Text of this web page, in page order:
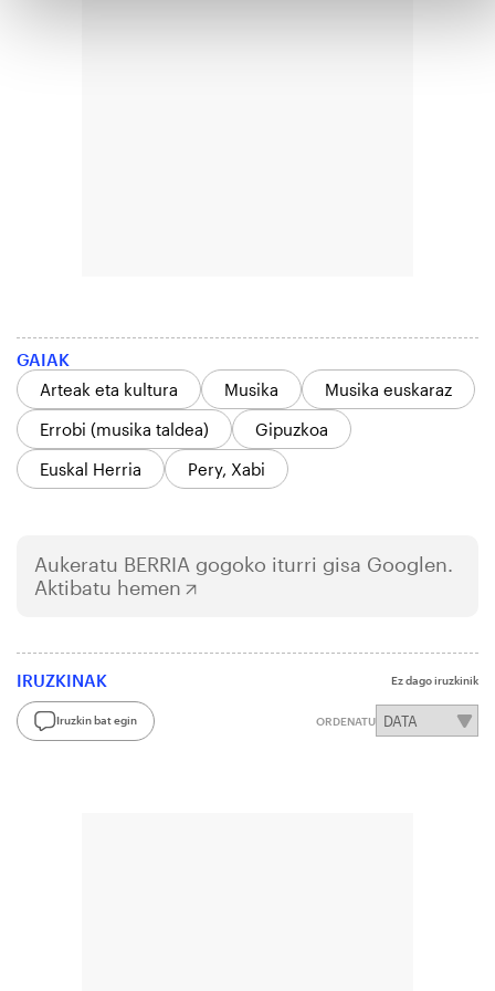
GAIAK
Arteak eta kultura
Musika
Musika euskaraz
Errobi (musika taldea)
Gipuzkoa
Euskal Herria
Pery, Xabi
Aukeratu BERRIA gogoko iturri gisa Googlen.
Aktibatu hemen
IRUZKINAK Ez dago iruzkinik
Iruzkin bat egin ORDENATU